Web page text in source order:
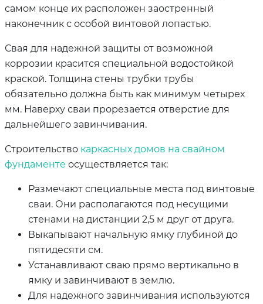
самом конце их расположен заостренный
наконечник с особой винтовой лопастью.
Свая для надежной защиты от возможной
коррозии красится специальной водостойкой
краской. Толщина стены трубки трубы
обязательно должна быть как минимум четырех
мм. Наверху сваи прорезается отверстие для
дальнейшего завинчивания.
Строительство каркасных домов на свайном
фундаменте осуществляется так:
Размечают специальные места под винтовые
сваи. Они располагаются под несущими
стенами на дистанции 2,5 м друг от друга.
Выкапывают начальную ямку глубиной до
пятидесяти см.
Устанавливают сваю прямо вертикально в
ямку и завинчивают в землю.
Для надежного завинчивания используются